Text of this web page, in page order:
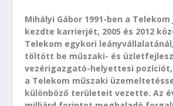
Mihályi Gábor 1991-ben a
kezdte karrierjét, 2005 és 2012
Telekom egykori
töltött be műszaki- és
vezérigazgató-helyettesi pozíciót,
a Telekom műszaki
különböző területeit vezette. Az